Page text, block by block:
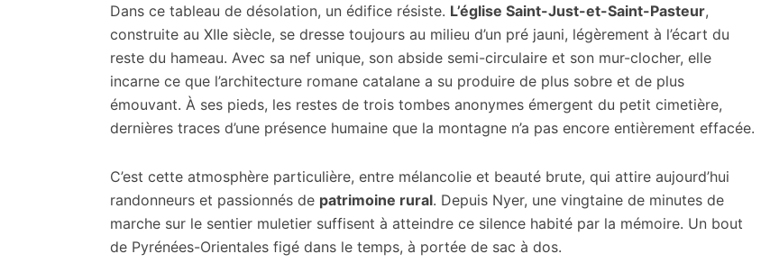
Dans ce tableau de désolation, un édifice résiste. L’église Saint-Just-et-Saint-Pasteur,
construite au XIIe siècle, se dresse toujours au milieu d’un pré jauni, légèrement à l’écart du
reste du hameau. Avec sa nef unique, son abside semi-circulaire et son mur-clocher, elle
incarne ce que l’architecture romane catalane a su produire de plus sobre et de plus
émouvant. À ses pieds, les restes de trois tombes anonymes émergent du petit cimetière,
dernières traces d’une présence humaine que la montagne n’a pas encore entièrement effacée.
C’est cette atmosphère particulière, entre mélancolie et beauté brute, qui attire aujourd’hui
randonneurs et passionnés de patrimoine rural. Depuis Nyer, une vingtaine de minutes de
marche sur le sentier muletier suffisent à atteindre ce silence habité par la mémoire. Un bout
de Pyrénées-Orientales figé dans le temps, à portée de sac à dos.